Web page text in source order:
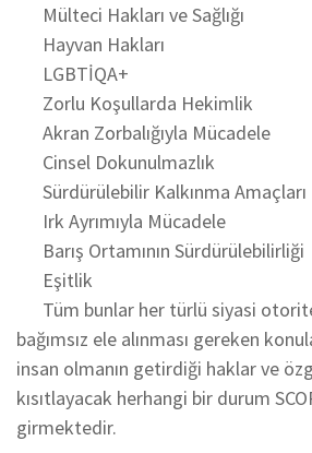
Mülteci Hakları ve Sağlığı
Hayvan Hakları
LGBTİQA+
Zorlu Koşullarda Hekimlik
Akran Zorbalığıyla Mücadele
Cinsel Dokunulmazlık
Sürdürülebilir Kalkınma Amaçları
Irk Ayrımıyla Mücadele
Barış Ortamının Sürdürülebilirliği
Eşitlik
Tüm bunlar her türlü siyasi
bağımsız ele alınması gereken
insan olmanın getirdiği haklar ve
kısıtlayacak herhangi bir durum
girmektedir.